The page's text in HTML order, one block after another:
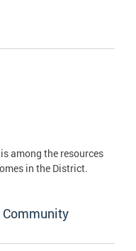
among the resources
in the District.